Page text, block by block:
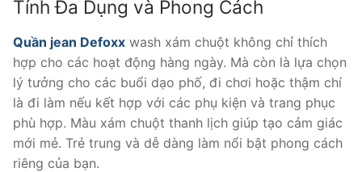
Tính Đa Dụng và Phong Cách
Quần jean Defoxx wash xám chuột không chỉ thích
hợp cho các hoạt động hàng ngày. Mà còn là lựa chọn
lý tưởng cho các buổi dạo phố, đi chơi hoặc thậm chí
là đi làm nếu kết hợp với các phụ kiện và trang phục
phù hợp. Màu xám chuột thanh lịch giúp tạo cảm giác
mới mẻ. Trẻ trung và dễ dàng làm nổi bật phong cách
riêng của bạn.